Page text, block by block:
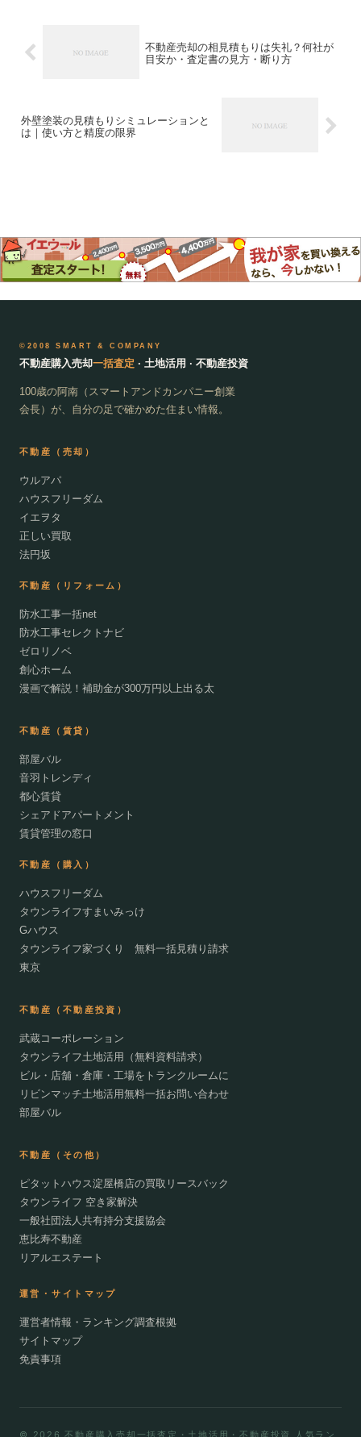
不動産売却の相見積もりは失礼？何社が
目安か・査定書の見方・断り方
外壁塗装の見積もりシミュレーションと
は｜使い方と精度の限界
©2008 SMART & COMPANY
不動産購入売却一括査定 · 土地活用 · 不動産投資
100歳の阿南（スマートアンドカンパニー創業
会長）が、自分の足で確かめた住まい情報。
不動産（売却）
ウルアパ
ハウスフリーダム
イエヲタ
正しい買取
法円坂
不動産（リフォーム）
防水工事一括net
防水工事セレクトナビ
ゼロリノベ
創心ホーム
漫画で解説！補助金が300万円以上出る太
不動産（賃貸）
部屋バル
音羽トレンディ
都心賃貸
シェアドアパートメント
賃貸管理の窓口
不動産（購入）
ハウスフリーダム
タウンライフすまいみっけ
Gハウス
タウンライフ家づくり 無料一括見積り請求
東京
不動産（不動産投資）
武蔵コーポレーション
タウンライフ土地活用（無料資料請求）
ビル・店舗・倉庫・工場をトランクルームに
リビンマッチ土地活用無料一括お問い合わせ
部屋バル
不動産（その他）
ピタットハウス淀屋橋店の買取リースバック
タウンライフ 空き家解決
一般社団法人共有持分支援協会
恵比寿不動産
リアルエステート
運営・サイトマップ
運営者情報・ランキング調査根拠
サイトマップ
免責事項
© 2026 不動産購入売却一括査定・土地活用・不動産投資 人気ラン